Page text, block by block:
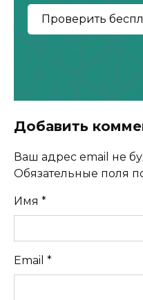
Добавить
Ваш адрес email не
Обязательные поля
Имя *
Email *